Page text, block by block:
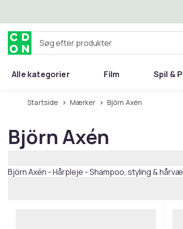
Søg efter produkter
Alle kategorier Film Spil &
Hjem & have
Startside Mærker Björn Axén
Björn Axén
Björn Axén - Hårpleje - Shampoo, styling &